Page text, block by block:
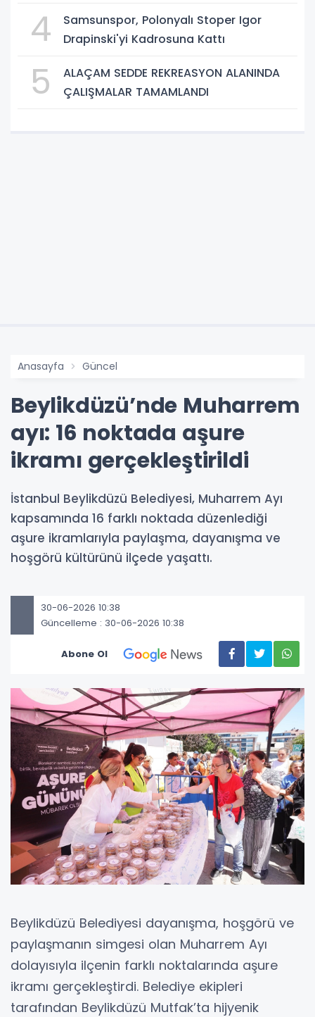
4
Samsunspor, Polonyalı Stoper Igor
Drapinski'yi Kadrosuna Kattı
5
ALAÇAM SEDDE REKREASYON ALANINDA
ÇALIŞMALAR TAMAMLANDI
Anasayfa Güncel
Beylikdüzü’nde Muharrem
ayı: 16 noktada aşure
ikramı gerçekleştirildi
İstanbul Beylikdüzü Belediyesi, Muharrem Ayı
kapsamında 16 farklı noktada düzenlediği
aşure ikramlarıyla paylaşma, dayanışma ve
hoşgörü kültürünü ilçede yaşattı.
30-06-2026 10:38
Güncelleme : 30-06-2026 10:38
Abone Ol
Beylikdüzü Belediyesi dayanışma, hoşgörü ve
paylaşmanın simgesi olan Muharrem Ayı
dolayısıyla ilçenin farklı noktalarında aşure
ikramı gerçekleştirdi. Belediye ekipleri
tarafından Beylikdüzü Mutfak’ta hijyenik